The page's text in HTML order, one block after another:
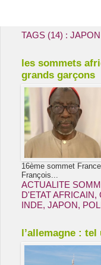
TAGS (14) : JAPON
les sommets
grands garçons
16ème sommet
François...
ACTUALITE
D'ETAT AFRICAIN,
INDE, JAPON,
l’allemagne : tel